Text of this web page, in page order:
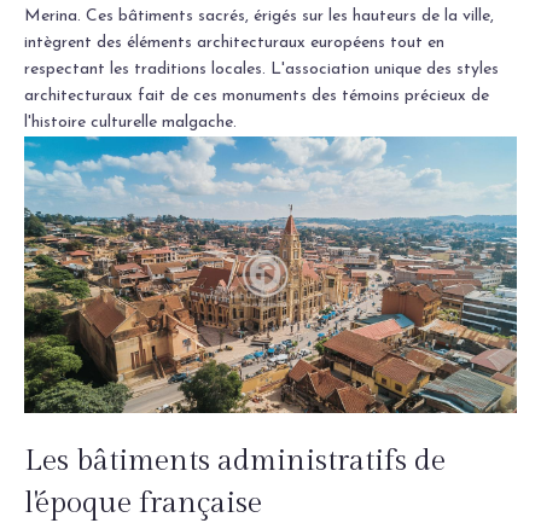
Merina. Ces bâtiments sacrés, érigés sur les hauteurs de la ville,
intègrent des éléments architecturaux européens tout en
respectant les traditions locales. L'association unique des styles
architecturaux fait de ces monuments des témoins précieux de
l'histoire culturelle malgache.
Les bâtiments administratifs de
l'époque française